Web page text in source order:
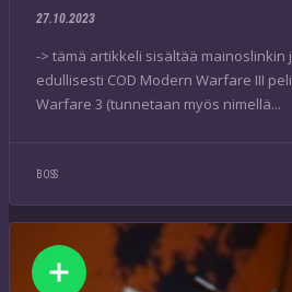
27.10.2023
-> tämä artikkeli sisältää
edullisesti COD Modern Warfare III
Warfare 3 (tunnetaan myös nimellä...
BOSS